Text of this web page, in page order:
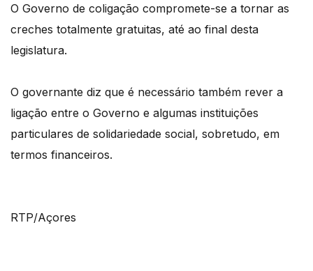
O Governo de coligação compromete-se a tornar as
creches totalmente gratuitas, até ao final desta
legislatura.
O governante diz que é necessário também rever a
ligação entre o Governo e algumas instituições
particulares de solidariedade social, sobretudo, em
termos financeiros.
RTP/Açores